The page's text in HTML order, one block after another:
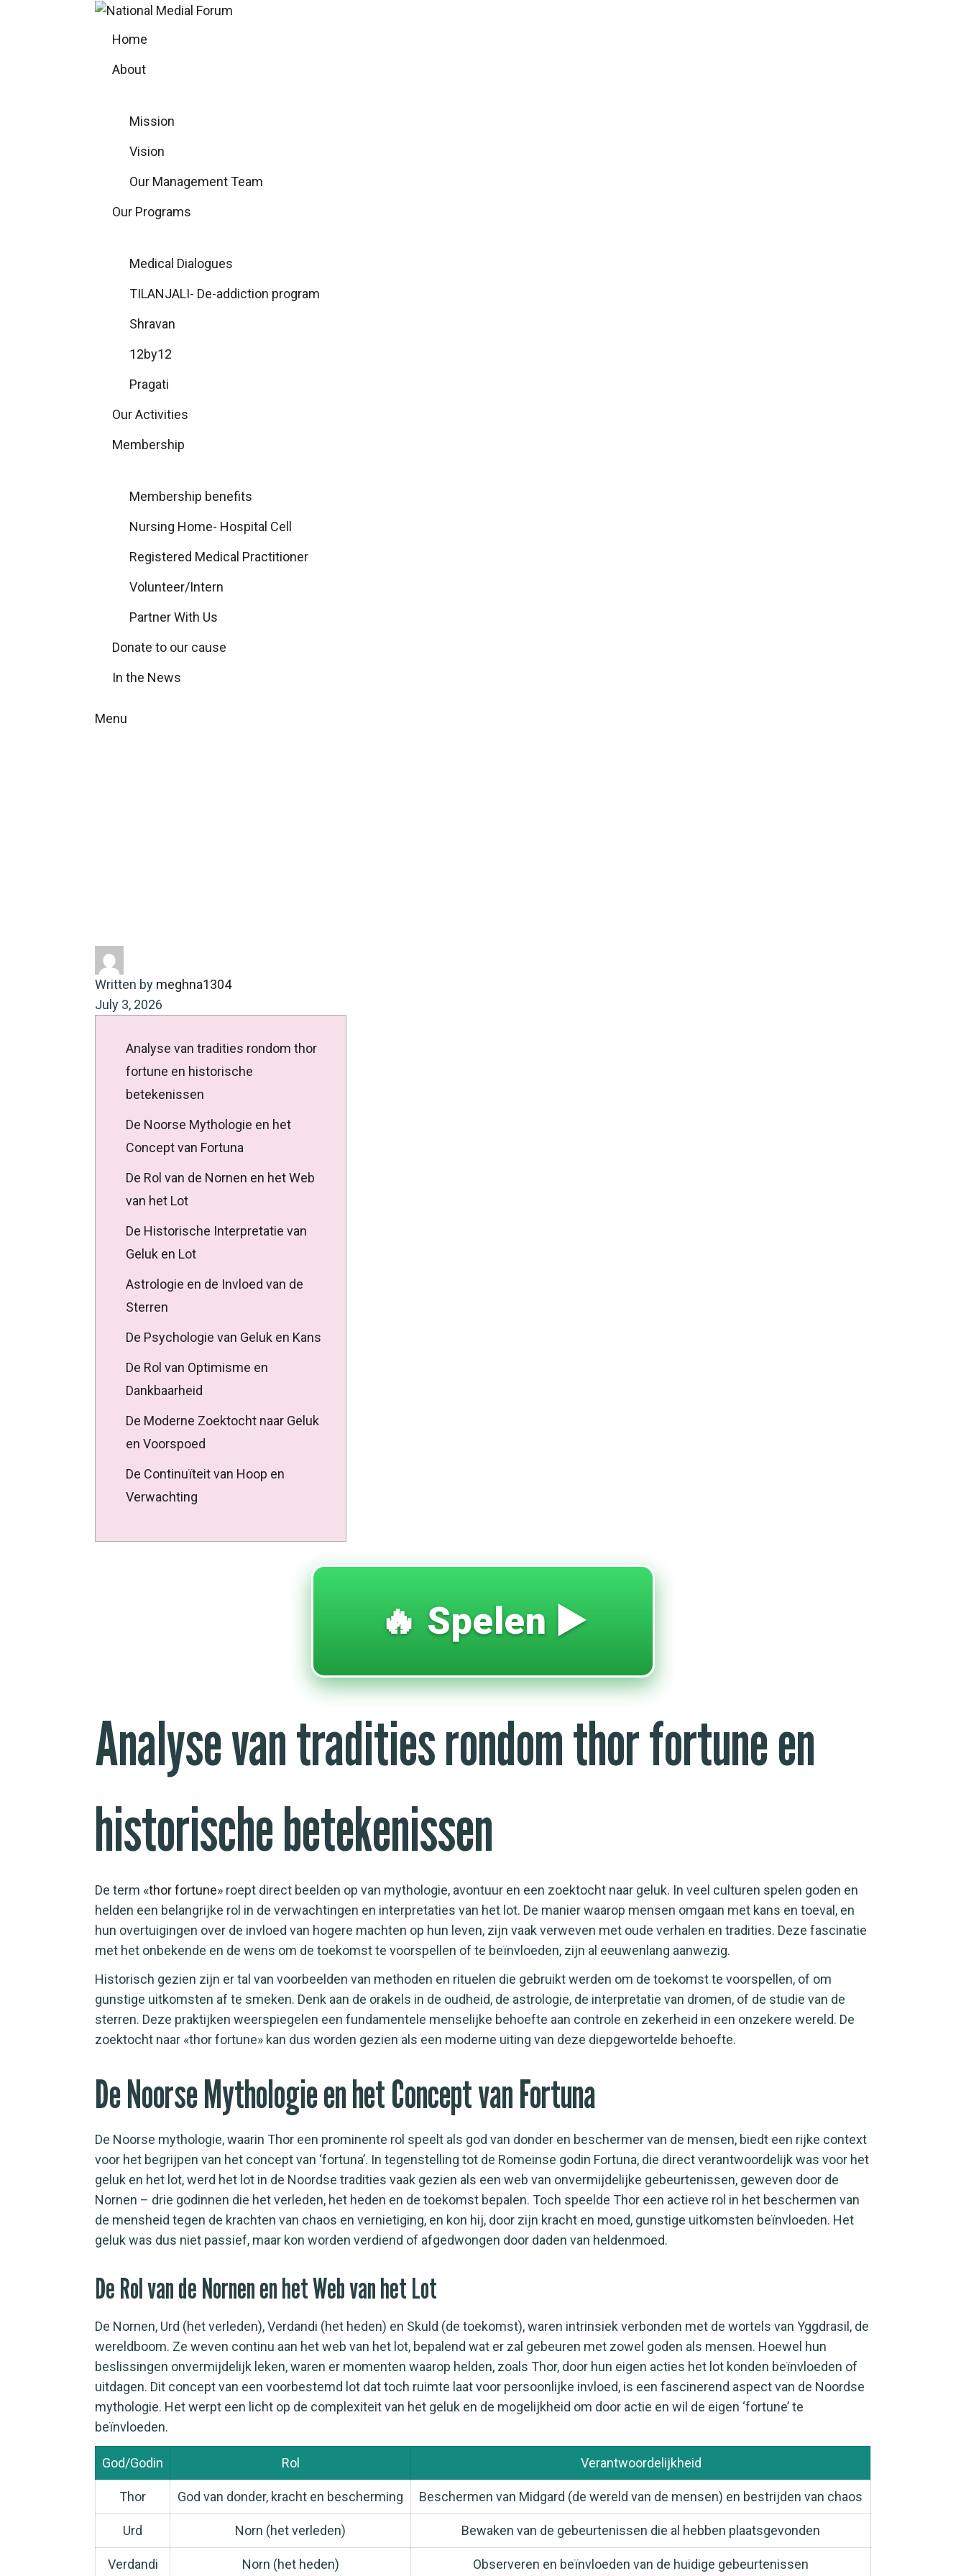
Home
About
Mission
Vision
Our Management Team
Our Programs
Medical Dialogues
TILANJALI- De-addiction program
Shravan
12by12
Pragati
Our Activities
Membership
Membership benefits
Nursing Home- Hospital Cell
Registered Medical Practitioner
Volunteer/Intern
Partner With Us
Donate to our cause
In the News
Menu
Written by meghna1304
July 3, 2026
Analyse van tradities rondom thor
fortune en historische
betekenissen
De Noorse Mythologie en het
Concept van Fortuna
De Rol van de Nornen en het Web
van het Lot
De Historische Interpretatie van
Geluk en Lot
Astrologie en de Invloed van de
Sterren
De Psychologie van Geluk en Kans
De Rol van Optimisme en
Dankbaarheid
De Moderne Zoektocht naar Geluk
en Voorspoed
De Continuïteit van Hoop en
Verwachting
🔥 Spelen ▶️
Analyse van tradities rondom thor fortune en
historische betekenissen
De term «thor fortune» roept direct beelden op van mythologie, avontuur en een zoektocht naar geluk. In veel culturen spelen goden en
helden een belangrijke rol in de verwachtingen en interpretaties van het lot. De manier waarop mensen omgaan met kans en toeval, en
hun overtuigingen over de invloed van hogere machten op hun leven, zijn vaak verweven met oude verhalen en tradities. Deze fascinatie
met het onbekende en de wens om de toekomst te voorspellen of te beïnvloeden, zijn al eeuwenlang aanwezig.
Historisch gezien zijn er tal van voorbeelden van methoden en rituelen die gebruikt werden om de toekomst te voorspellen, of om
gunstige uitkomsten af te smeken. Denk aan de orakels in de oudheid, de astrologie, de interpretatie van dromen, of de studie van de
sterren. Deze praktijken weerspiegelen een fundamentele menselijke behoefte aan controle en zekerheid in een onzekere wereld. De
zoektocht naar «thor fortune» kan dus worden gezien als een moderne uiting van deze diepgewortelde behoefte.
De Noorse Mythologie en het Concept van Fortuna
De Noorse mythologie, waarin Thor een prominente rol speelt als god van donder en beschermer van de mensen, biedt een rijke context
voor het begrijpen van het concept van ‘fortuna’. In tegenstelling tot de Romeinse godin Fortuna, die direct verantwoordelijk was voor het
geluk en het lot, werd het lot in de Noordse tradities vaak gezien als een web van onvermijdelijke gebeurtenissen, geweven door de
Nornen – drie godinnen die het verleden, het heden en de toekomst bepalen. Toch speelde Thor een actieve rol in het beschermen van
de mensheid tegen de krachten van chaos en vernietiging, en kon hij, door zijn kracht en moed, gunstige uitkomsten beïnvloeden. Het
geluk was dus niet passief, maar kon worden verdiend of afgedwongen door daden van heldenmoed.
De Rol van de Nornen en het Web van het Lot
De Nornen, Urd (het verleden), Verdandi (het heden) en Skuld (de toekomst), waren intrinsiek verbonden met de wortels van Yggdrasil, de
wereldboom. Ze weven continu aan het web van het lot, bepalend wat er zal gebeuren met zowel goden als mensen. Hoewel hun
beslissingen onvermijdelijk leken, waren er momenten waarop helden, zoals Thor, door hun eigen acties het lot konden beïnvloeden of
uitdagen. Dit concept van een voorbestemd lot dat toch ruimte laat voor persoonlijke invloed, is een fascinerend aspect van de Noordse
mythologie. Het werpt een licht op de complexiteit van het geluk en de mogelijkheid om door actie en wil de eigen ‘fortune’ te
beïnvloeden.
God/Godin Rol Verantwoordelijkheid
Thor God van donder, kracht en bescherming Beschermen van Midgard (de wereld van de mensen) en bestrijden van chaos
Urd Norn (het verleden) Bewaken van de gebeurtenissen die al hebben plaatsgevonden
Verdandi Norn (het heden) Observeren en beïnvloeden van de huidige gebeurtenissen